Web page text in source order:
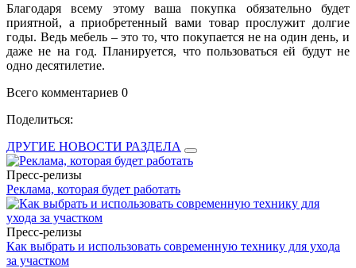
Благодаря всему этому ваша покупка обязательно будет
приятной, а приобретенный вами товар прослужит долгие
годы. Ведь мебель – это то, что покупается не на один день, и
даже не на год. Планируется, что пользоваться ей будут не
одно десятилетие.
Всего комментариев 0
Поделиться:
ДРУГИЕ НОВОСТИ РАЗДЕЛА
Пресс-релизы
Реклама, которая будет работать
Пресс-релизы
Как выбрать и использовать современную технику для ухода
за участком